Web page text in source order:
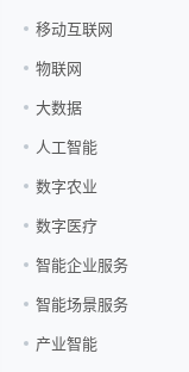
移动互联网
物联网
大数据
人工智能
数字农业
数字医疗
智能企业服务
智能场景服务
产业智能